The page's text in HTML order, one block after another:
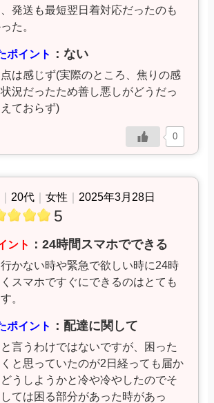
発送も最短翌日着対応だったのも
た。
ポイント ：ない
は感じず(実際のところ、焦りの感
況だったため善し悪しがどうだっ
ておらず)
0
｜ 20代 ｜女性 ｜ 2025年3月28日
5
ント ：24時間スマホでできる
かない時や緊急で欲しい時に24時
スマホですぐにできるのはとても
。
ポイント ：配達に関して
言うわけではないですが、困った
と思っていたのが2日経っても届か
うしようかと冷や冷やしたのでそ
ては困る部分があった時があっ